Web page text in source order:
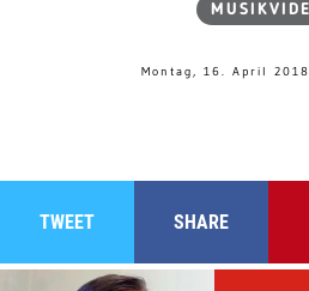
Montag, 16. April
TWEET SHARE